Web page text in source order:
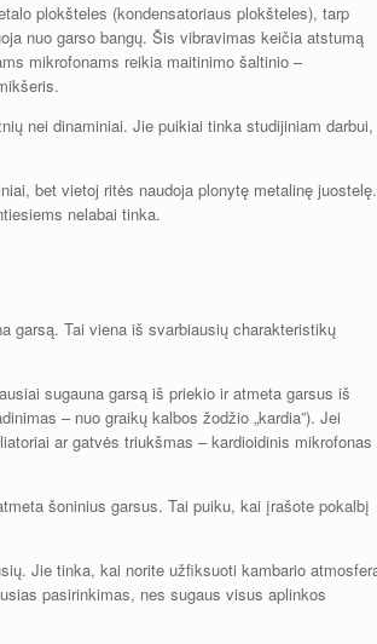
plokšteles (kondensatoriaus plokšteles), tarp
nuo garso bangų. Šis vibravimas keičia atstumą
mikrofonams reikia maitinimo šaltinio –
nei dinaminiai. Jie puikiai tinka studijiniam darbui,
bet vietoj ritės naudoja plonytę metalinę juostelę.
nelabai tinka.
garsą. Tai viena iš svarbiausių charakteristikų
sugauna garsą iš priekio ir atmeta garsus iš
– nuo graikų kalbos žodžio „kardia”). Jei
ar gatvės triukšmas – kardioidinis mikrofonas
šoninius garsus. Tai puiku, kai įrašote pokalbį
Jie tinka, kai norite užfiksuoti kambario
pasirinkimas, nes sugaus visus aplinkos